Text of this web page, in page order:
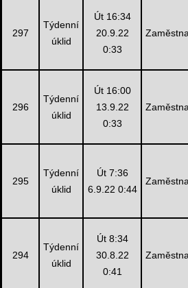
297
Týdenní
úklid
Út 16:34
20.9.22
0:33
296
Týdenní
úklid
Út 16:00
13.9.22
0:33
295
Týdenní
úklid
Út 7:36
6.9.22 0:44
294
Týdenní
úklid
Út 8:34
30.8.22
0:41